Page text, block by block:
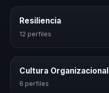
Resiliencia
12 perfiles
Cultura Organizacional
6 perfiles